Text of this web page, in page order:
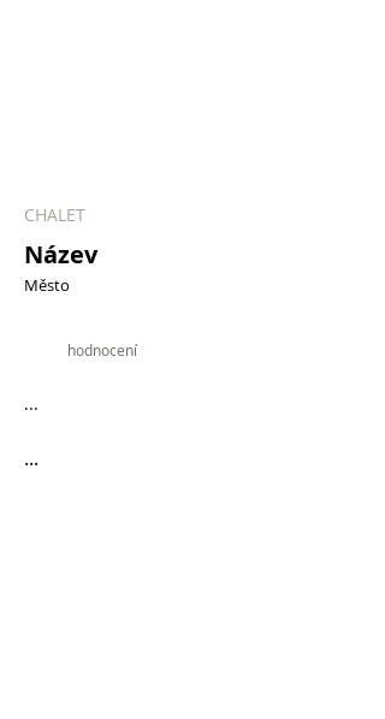
CHALET
Název
Město
hodnocení
...
...